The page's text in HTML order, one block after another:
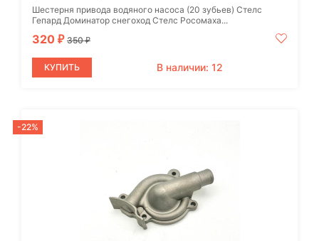
Шестерня привода водяного насоса (20 зубьев) Стелс
Гепард Доминатор снегоход Стелс Росомаха...
320 ₽ 350₽
КУПИТЬ В наличии: 12
-22%